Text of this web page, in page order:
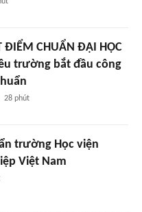
ĐIỂM CHUẨN ĐẠI HỌC
trường bắt đầu công
28 phút
trường Học viện
Việt Nam